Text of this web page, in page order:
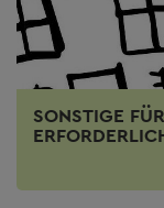
SONSTIGE